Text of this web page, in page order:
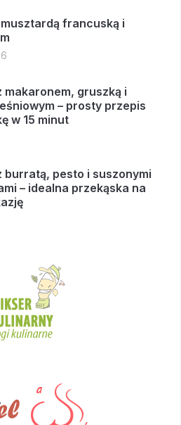
francuską i
makaronem, gruszką i
– prosty przepis
w 15 minut
burratą, pesto i suszonymi
– idealna przekąska na